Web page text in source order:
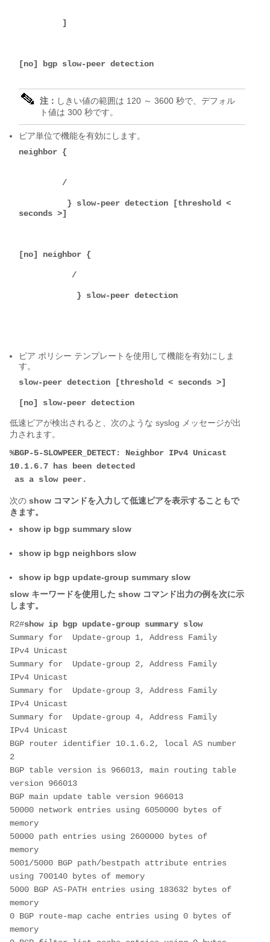
[no] bgp slow-peer detection
注： しきい値の範囲は 120 ～ 3600 秒で、デフォル
ト値は 300 秒です。
ピア単位で機能を有効にします。
neighbor {
seconds >]
[no] neighbor {
ピア ポリシー テンプレートを使用して機能を有効にしま
す。
slow-peer detection [threshold < seconds >]
[no] slow-peer detection
低速ピアが検出されると、次のような syslog メッセージが出
力されます。
%BGP-5-SLOWPEER_DETECT: Neighbor IPv4 Unicast
10.1.6.7 has been detected
as a slow peer.
次の show コマンドを入力して低速ピアを表示することもで
きます。
show ip bgp summary slow
show ip bgp neighbors slow
show ip bgp update-group summary slow
slow キーワードを使用した show コマンド出力の例を次に示
します。
R2#show ip bgp update-group summary slow
Summary for  Update-group 1, Address Family
IPv4 Unicast
Summary for  Update-group 2, Address Family
IPv4 Unicast
Summary for  Update-group 3, Address Family
IPv4 Unicast
Summary for  Update-group 4, Address Family
IPv4 Unicast
BGP router identifier 10.1.6.2, local AS number
2
BGP table version is 966013, main routing table
version 966013
BGP main update table version 966013
50000 network entries using 6050000 bytes of
memory
50000 path entries using 2600000 bytes of
memory
5001/5000 BGP path/bestpath attribute entries
using 700140 bytes of memory
5000 BGP AS-PATH entries using 183632 bytes of
memory
0 BGP route-map cache entries using 0 bytes of
memory